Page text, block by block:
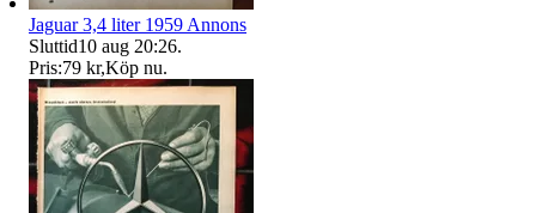
Jaguar 3,4 liter 1959 Annons
Sluttid10 aug 20:26.
Pris:79 kr,Köp nu.